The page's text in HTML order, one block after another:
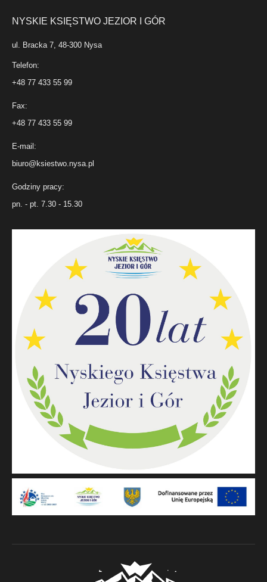
NYSKIE KSIĘSTWO JEZIOR I GÓR
ul. Bracka 7, 48-300 Nysa
Telefon:
+48 77 433 55 99
Fax:
+48 77 433 55 99
E-mail:
biuro@ksiestwo.nysa.pl
Godziny pracy:
pn. - pt. 7.30 - 15.30